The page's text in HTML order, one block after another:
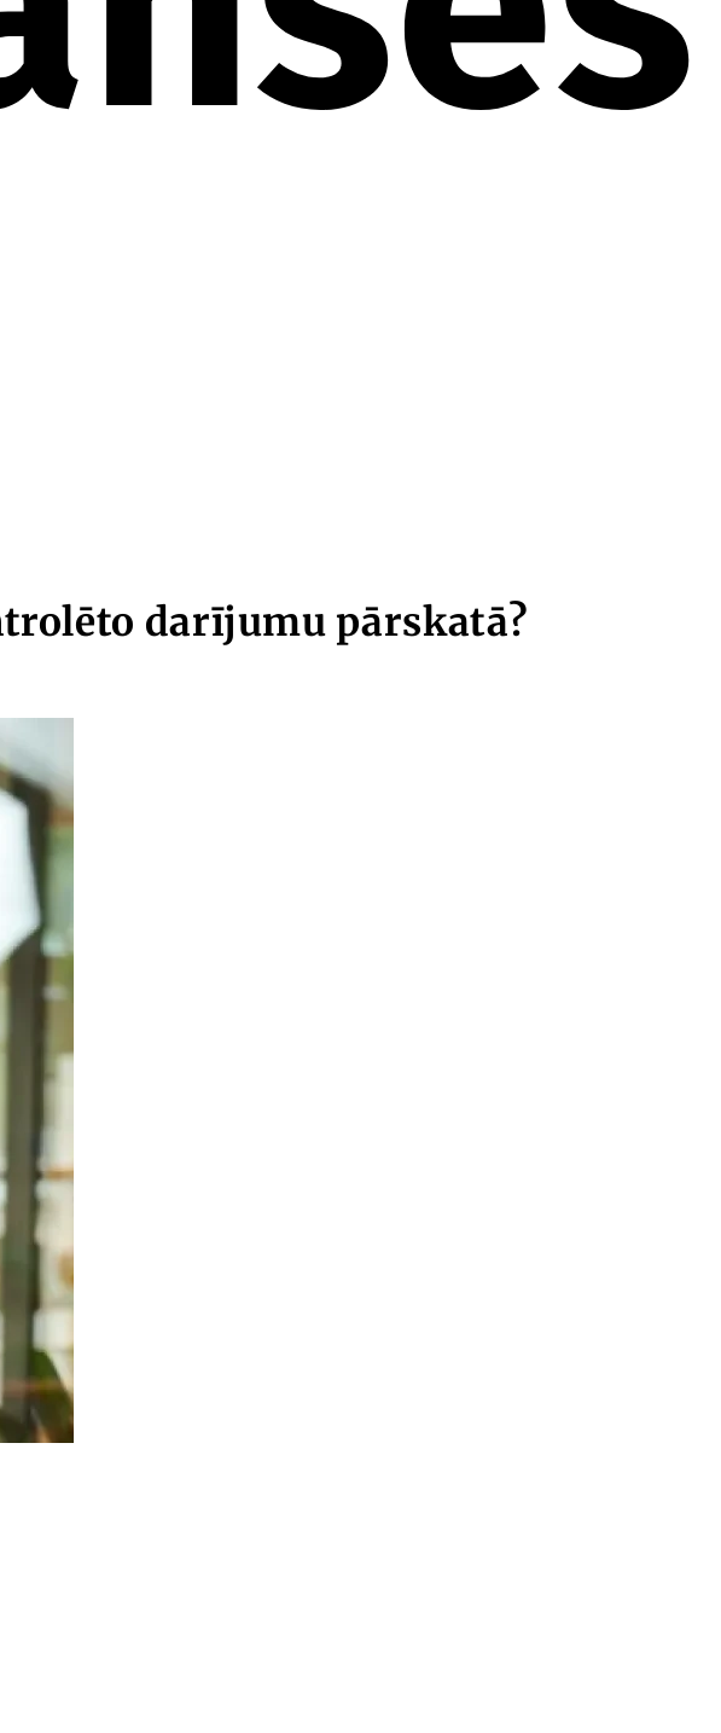
darījumu pārskatā?